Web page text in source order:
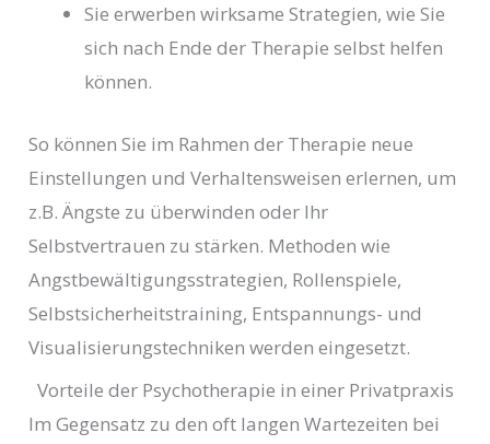
Sie erwerben wirksame Strategien, wie Sie
sich nach Ende der Therapie selbst helfen
können.
So können Sie im Rahmen der Therapie neue
Einstellungen und Verhaltensweisen erlernen, um
z.B. Ängste zu überwinden oder Ihr
Selbstvertrauen zu stärken. Methoden wie
Angstbewältigungsstrategien, Rollenspiele,
Selbstsicherheitstraining, Entspannungs- und
Visualisierungstechniken werden eingesetzt.
Vorteile der Psychotherapie in einer Privatpraxis
Im Gegensatz zu den oft langen Wartezeiten bei